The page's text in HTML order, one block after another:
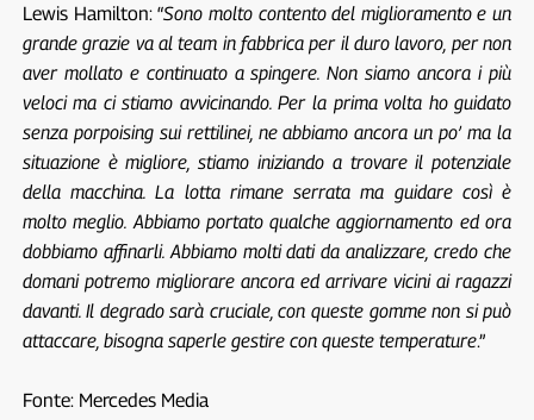
Lewis Hamilton: “Sono molto contento del miglioramento e un
grande grazie va al team in fabbrica per il duro lavoro, per non
aver mollato e continuato a spingere. Non siamo ancora i più
veloci ma ci stiamo avvicinando. Per la prima volta ho guidato
senza porpoising sui rettilinei, ne abbiamo ancora un po’ ma la
situazione è migliore, stiamo iniziando a trovare il potenziale
della macchina. La lotta rimane serrata ma guidare così è
molto meglio. Abbiamo portato qualche aggiornamento ed ora
dobbiamo affinarli. Abbiamo molti dati da analizzare, credo che
domani potremo migliorare ancora ed arrivare vicini ai ragazzi
davanti. Il degrado sarà cruciale, con queste gomme non si può
attaccare, bisogna saperle gestire con queste temperature.”
Fonte: Mercedes Media